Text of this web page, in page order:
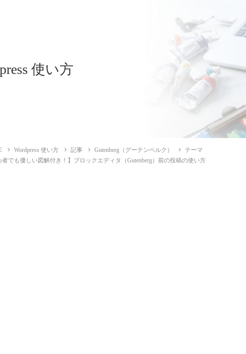
使い方
Wordpress 使い方 記事 Gutenberg（グーテンベルク）
テーマ
者でも優しい図解付き！】ブロックエディタ（Gutenberg）前の投稿の使い方